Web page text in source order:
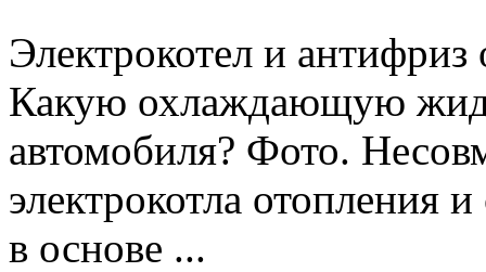
Электрокотел и
Какую охлаждающую
автомобиля? Фото.
электрокотла отопления
в основе ...